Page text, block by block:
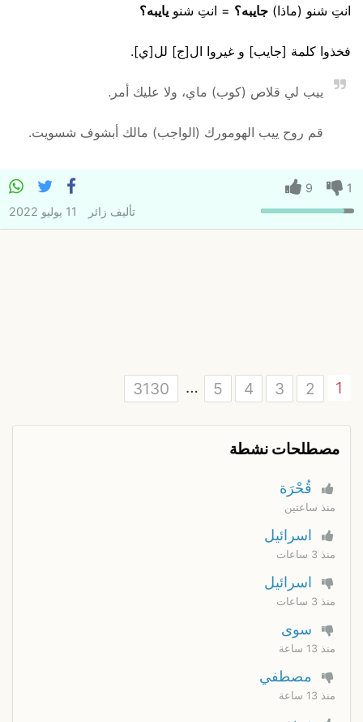
انتِ شنو (ماذا) جايبه؟ = انتِ شنو يايبه؟
فخذوا كلمة [جايب] و غيروا ال[ج] لل[ي].
ييب لي قلاص (كوب) ماي، ولا عليك أمر.
قم روح ييب الهومورك (الواجب) مالك أبشوف شسويت.
1
9
تأليف زائر 11 يوليو 2022
1
2
3
4
5
…
3130
مصطلحات نشطة
قُحْرَة
منذ ساعتين
اسرائيل
منذ 3 ساعات
اسرائيل
منذ 3 ساعات
سوى
منذ 13 ساعة
مصطفي
منذ 13 ساعة